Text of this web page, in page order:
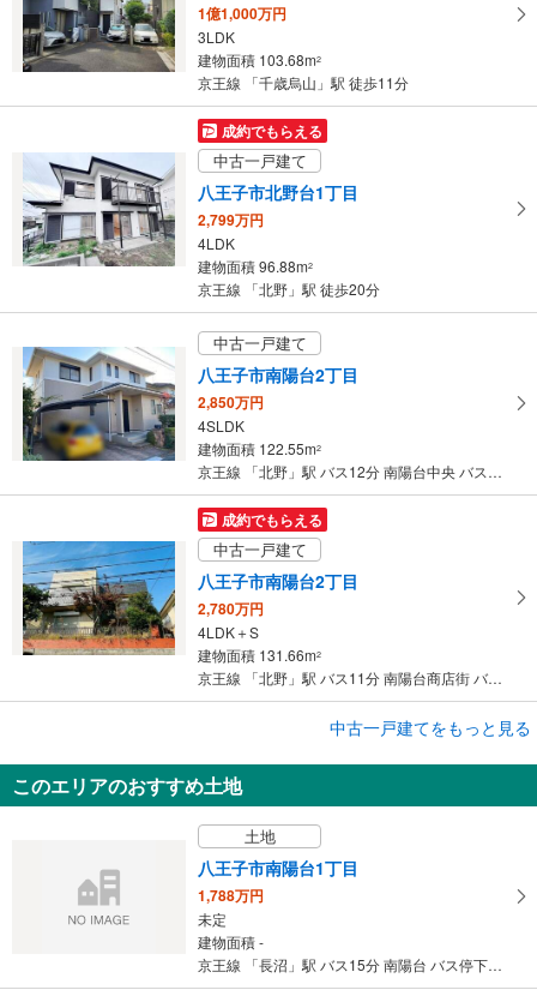
1億1,000万円
3LDK
建物面積 103.68m2
京王線 「千歳烏山」駅 徒歩11分
成約でもらえる
中古一戸建て
八王子市北野台1丁目
2,799万円
4LDK
建物面積 96.88m2
京王線 「北野」駅 徒歩20分
中古一戸建て
八王子市南陽台2丁目
2,850万円
4SLDK
建物面積 122.55m2
京王線 「北野」駅 バス12分 南陽台中央 バス停下車 徒歩4分
成約でもらえる
中古一戸建て
八王子市南陽台2丁目
2,780万円
4LDK＋S
建物面積 131.66m2
京王線 「北野」駅 バス11分 南陽台商店街 バス停下車 徒歩3分
世田谷区千歳台5丁目
6,299万円
建物面積 77.48m
中古一戸建てをもっと見る
このエリアのおすすめ土地
土地
八王子市南陽台1丁目
1,788万円
未定
建物面積 -
京王線 「長沼」駅 バス15分 南陽台 バス停下車 徒歩5分